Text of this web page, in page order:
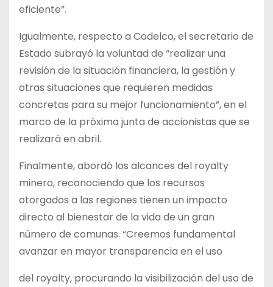
eficiente”.
Igualmente, respecto a Codelco, el secretario de
Estado subrayó la voluntad de “realizar una
revisión de la situación financiera, la gestión y
otras situaciones que requieren medidas
concretas para su mejor funcionamiento”, en el
marco de la próxima junta de accionistas que se
realizará en abril.
Finalmente, abordó los alcances del royalty
minero, reconociendo que los recursos
otorgados a las regiones tienen un impacto
directo al bienestar de la vida de un gran
número de comunas. “Creemos fundamental
avanzar en mayor transparencia en el uso
del royalty, procurando la visibilización del uso de